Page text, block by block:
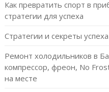
Как превратить спорт в
стратегии для успеха
Стратегии и секреты
Ремонт холодильников в
компрессор, фреон, No
на месте